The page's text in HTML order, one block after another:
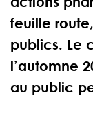
feuille
publics. Le
l’automne
au public